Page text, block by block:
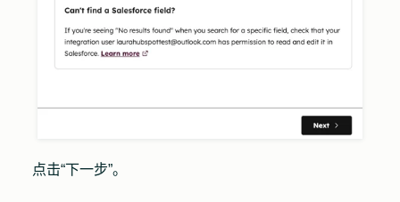
点击“下一步”。